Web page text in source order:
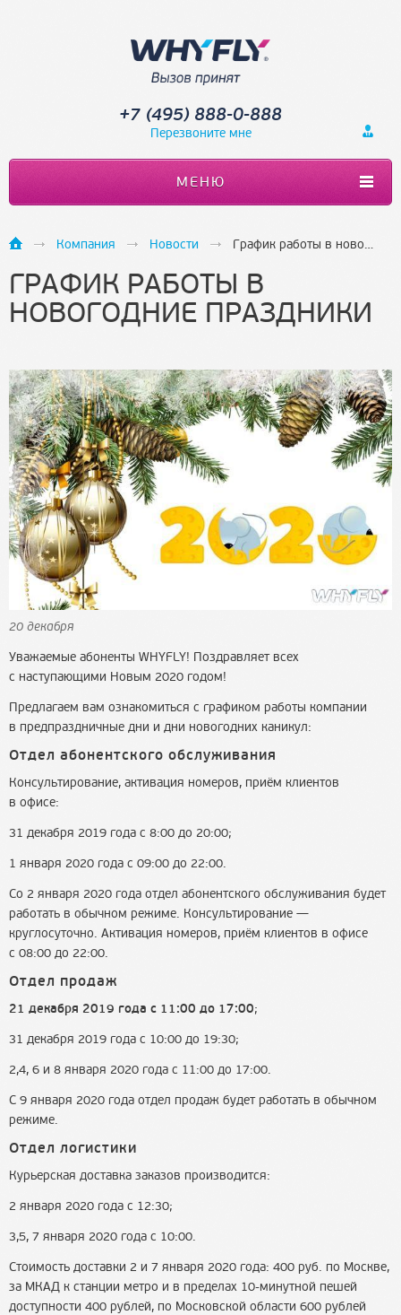
+7 (495) 888-0-888
Перезвоните мне
МЕНЮ
Компания Новости График работы в новогодние праздники
ГРАФИК РАБОТЫ В
НОВОГОДНИЕ ПРАЗДНИКИ
20 декабря
Уважаемые абоненты WHYFLY! Поздравляет всех
с наступающими Новым 2020 годом!
Предлагаем вам ознакомиться с графиком работы компании
в предпраздничные дни и дни новогодних каникул:
Отдел абонентского обслуживания
Консультирование, активация номеров, приём клиентов
в офисе:
31 декабря 2019 года с 8:00 до 20:00;
1 января 2020 года с 09:00 до 22:00.
Со 2 января 2020 года отдел абонентского обслуживания будет
работать в обычном режиме. Консультирование —
круглосуточно. Активация номеров, приём клиентов в офисе
с 08:00 до 22:00.
Отдел продаж
21 декабря 2019 года с 11:00 до 17:00;
31 декабря 2019 года с 10:00 до 19:30;
2,4, 6 и 8 января 2020 года с 11:00 до 17:00.
С 9 января 2020 года отдел продаж будет работать в обычном
режиме.
Отдел логистики
Курьерская доставка заказов производится:
2 января 2020 года с 12:30;
3,5, 7 января 2020 года с 10:00.
Стоимость доставки 2 и 7 января 2020 года: 400 руб. по Москве,
за МКАД к станции метро и в пределах 10-минутной пешей
доступности 400 рублей, по Московской области 600 рублей